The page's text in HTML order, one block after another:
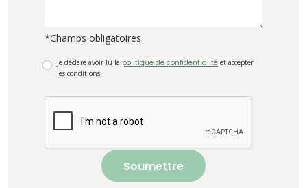
*Champs obligatoires
Je déclare avoir lu la politique de confidentialité et accepter
les conditions
Soumettre